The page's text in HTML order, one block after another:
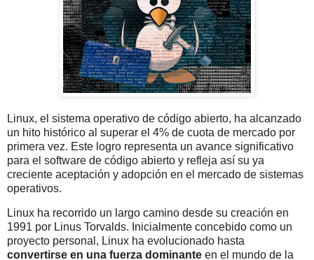
Linux, el sistema operativo de código abierto, ha alcanzado
un hito histórico al superar el 4% de cuota de mercado por
primera vez. Este logro representa un avance significativo
para el software de código abierto y refleja así su ya
creciente aceptación y adopción en el mercado de sistemas
operativos.
Linux ha recorrido un largo camino desde su creación en
1991 por Linus Torvalds. Inicialmente concebido como un
proyecto personal, Linux ha evolucionado hasta
convertirse en una fuerza dominante en el mundo de la